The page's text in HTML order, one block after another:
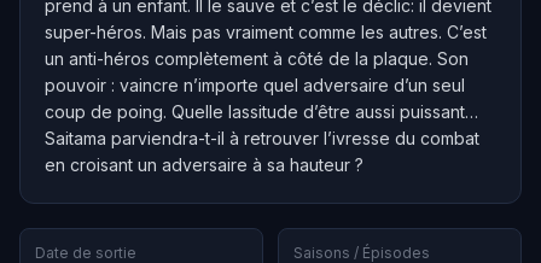
prend à un enfant. Il le sauve et c’est le déclic: il devient
super-héros. Mais pas vraiment comme les autres. C’est
un anti-héros complètement à côté de la plaque. Son
pouvoir : vaincre n’importe quel adversaire d’un seul
coup de poing. Quelle lassitude d’être aussi puissant…
Saitama parviendra-t-il à retrouver l’ivresse du combat
en croisant un adversaire à sa hauteur ?
Date de sortie Saisons / Épisodes